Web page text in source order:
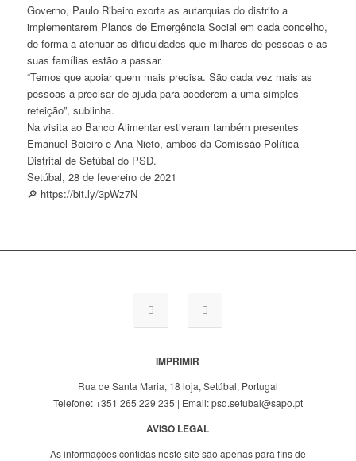
Governo, Paulo Ribeiro exorta as autarquias do distrito a
implementarem Planos de Emergência Social em cada concelho,
de forma a atenuar as dificuldades que milhares de pessoas e as
suas famílias estão a passar.
“Temos que apoiar quem mais precisa. São cada vez mais as
pessoas a precisar de ajuda para acederem a uma simples
refeição”, sublinha.
Na visita ao Banco Alimentar estiveram também presentes
Emanuel Boieiro e Ana Nieto, ambos da Comissão Política
Distrital de Setúbal do PSD.
Setúbal, 28 de fevereiro de 2021
🔎 https://bit.ly/3pWz7N
IMPRIMIR
Rua de Santa Maria, 18 loja, Setúbal, Portugal
Telefone: +351 265 229 235 | Email: psd.setubal@sapo.pt
AVISO LEGAL
As informações contidas neste site são apenas para fins de